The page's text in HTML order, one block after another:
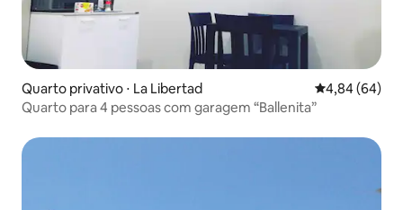
Quarto privativo ⋅ La Libertad 4,84 de uma
4,84 (64)
Quarto para 4 pessoas com garagem “Ballenita”